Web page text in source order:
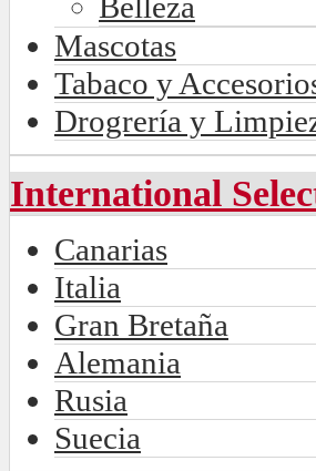
Mascotas
Tabaco y
Drogrería y
International
Canarias
Italia
Gran Bretaña
Alemania
Rusia
Suecia